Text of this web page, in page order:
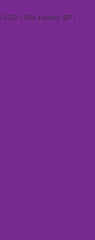
| São Paulo, SP |